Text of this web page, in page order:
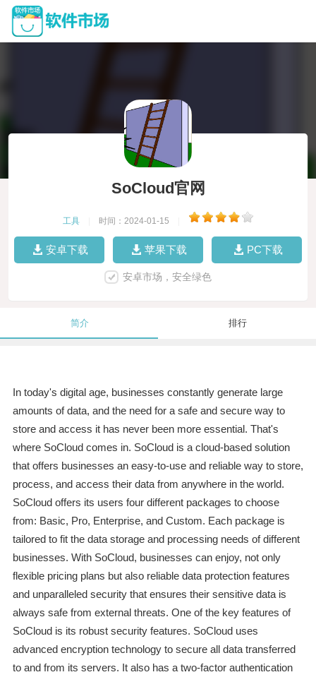
SoCloud官网
工具 时间：2024-01-15
安卓下载 苹果下载 PC下载
安卓市场，安全绿色
简介 排行
In today's digital age, businesses constantly generate large
amounts of data, and the need for a safe and secure way to
store and access it has never been more essential. That's
where SoCloud comes in. SoCloud is a cloud-based solution
that offers businesses an easy-to-use and reliable way to store,
process, and access their data from anywhere in the world.
SoCloud offers its users four different packages to choose
from: Basic, Pro, Enterprise, and Custom. Each package is
tailored to fit the data storage and processing needs of different
businesses. With SoCloud, businesses can enjoy, not only
flexible pricing plans but also reliable data protection features
and unparalleled security that ensures their sensitive data is
always safe from external threats. One of the key features of
SoCloud is its robust security features. SoCloud uses
advanced encryption technology to secure all data transferred
to and from its servers. It also has a two-factor authentication